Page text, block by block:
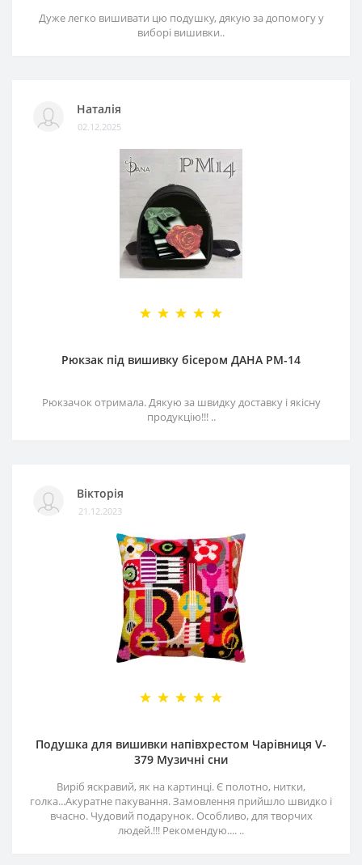
Дуже легко вишивати цю подушку, дякую за допомогу у
виборі вишивки..
Наталія
02.12.2025
Рюкзак під вишивку бісером ДАНА РМ-14
Рюкзачок отримала. Дякую за швидку доставку і якісну
продукцію!!! ..
Вікторія
21.12.2023
Подушка для вишивки напівхрестом Чарівниця V-
379 Музичні сни
Виріб яскравий, як на картинці. Є полотно, нитки,
голка...Акуратне пакування. Замовлення прийшло швидко і
вчасно. Чудовий подарунок. Особливо, для творчих
людей.!!! Рекомендую.... ..